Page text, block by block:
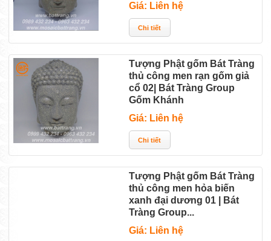
Giá: Liên hệ
Tượng Phật gốm Bát Tràng
thủ công men rạn gốm giả
cổ 02| Bát Tràng Group
Gốm Khánh
Giá: Liên hệ
Tượng Phật gốm Bát Tràng
thủ công men hỏa biến
xanh đại dương 01 | Bát
Tràng Group...
Giá: Liên hệ